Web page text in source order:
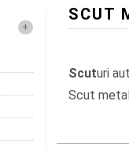
SCUT
Scuturi
Scut